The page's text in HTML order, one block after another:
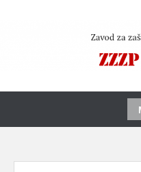
Skip
content